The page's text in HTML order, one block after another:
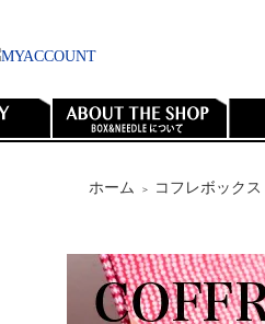
ホーム ＞ コフレボックス